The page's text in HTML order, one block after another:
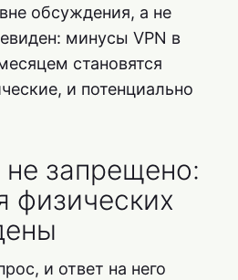
обсуждения, а не
минусы VPN в
становятся
и потенциально
запрещено:
физических
и ответ на него